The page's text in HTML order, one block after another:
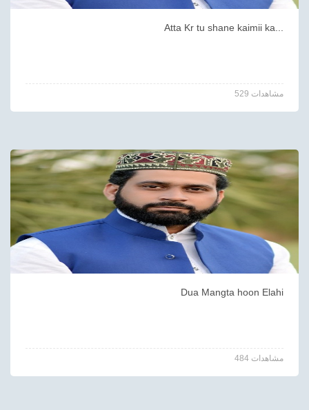
Atta Kr tu shane kaimii ka...
529 مشاهدات
Dua Mangta hoon Elahi
484 مشاهدات